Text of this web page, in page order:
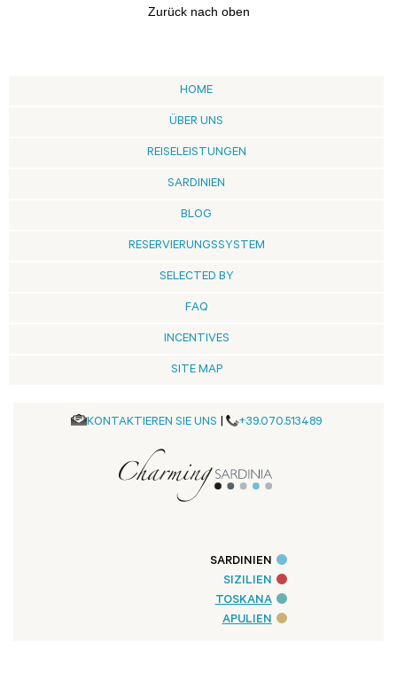
Zurück nach oben
HOME
ÜBER UNS
REISELEISTUNGEN
SARDINIEN
BLOG
RESERVIERUNGSSYSTEM
SELECTED BY
FAQ
INCENTIVES
SITE MAP
KONTAKTIEREN SIE UNS | +39.070.513489
SARDINIEN
SIZILIEN
TOSKANA
APULIEN